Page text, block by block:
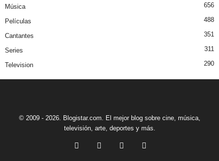
Música 656
Películas 488
Cantantes 351
Series 311
Television 290
© 2009 - 2026. Blogistar.com. El mejor blog sobre cine, música,
televisión, arte, deportes y más.